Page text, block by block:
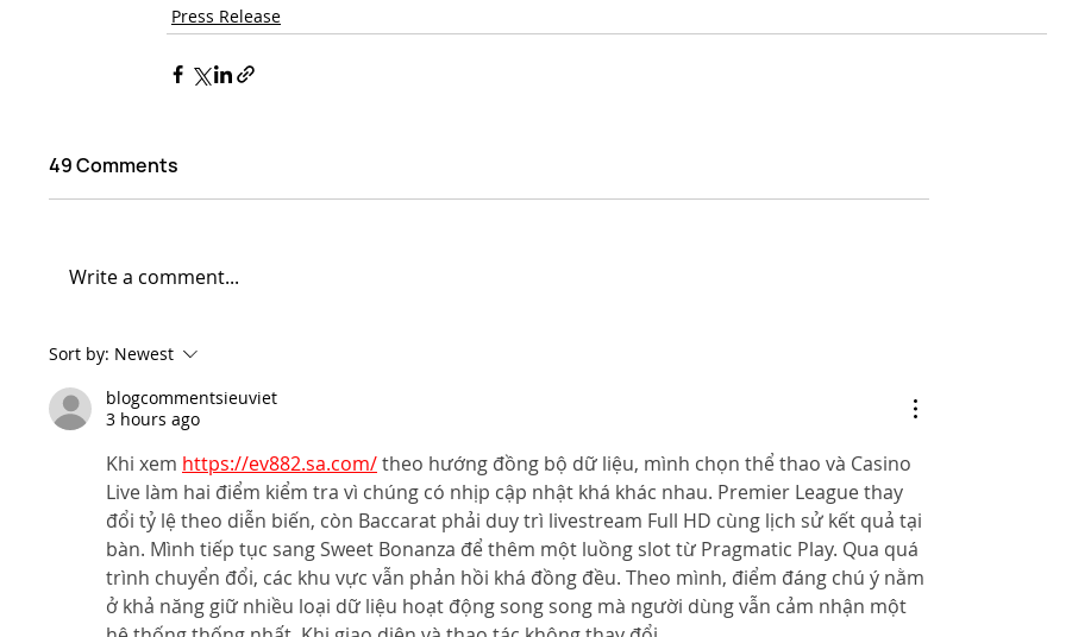
Press Release
49 Comments
Write a comment...
Sort by: Newest
blogcommentsieuviet
3 hours ago
Khi xem https://ev882.sa.com/ theo hướng đồng bộ dữ liệu, mình chọn thể thao và Casino
Live làm hai điểm kiểm tra vì chúng có nhịp cập nhật khá khác nhau. Premier League thay
đổi tỷ lệ theo diễn biến, còn Baccarat phải duy trì livestream Full HD cùng lịch sử kết quả tại
bàn. Mình tiếp tục sang Sweet Bonanza để thêm một luồng slot từ Pragmatic Play. Qua quá
trình chuyển đổi, các khu vực vẫn phản hồi khá đồng đều. Theo mình, điểm đáng chú ý nằm
ở khả năng giữ nhiều loại dữ liệu hoạt động song song mà người dùng vẫn cảm nhận một